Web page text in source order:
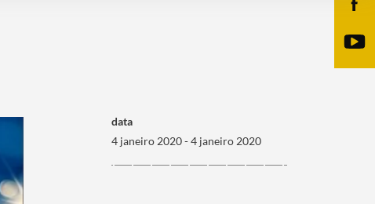
data
4 janeiro 2020 - 4 janeiro 2020